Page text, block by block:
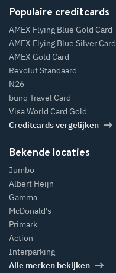
Populaire creditcards
AMEX Flying Blue Gold Card
AMEX Flying Blue Silver Card
AMEX Gold Card
Revolut Standaard
N26
bunq Travel Card
Visa World Card Gold
Creditcards vergelijken
Bekende locaties
Jumbo
Albert Heijn
Gamma
McDonald's
Primark
Action
Interparking
Alle merken bekijken